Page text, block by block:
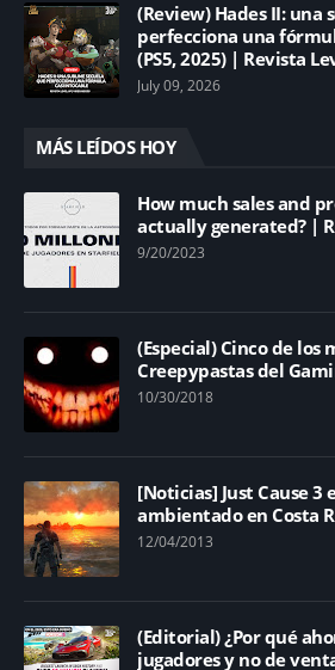
(Review) Hades II: una
perfecciona una
(PS5, 2025) | Revista
July 09, 2026
MÁS LEÍDOS HOY
How much sales and
actually generated? |
9/20/2023
(Especial) Cinco de los
Creepypastas del
10/30/2018
[Noticias] Just Cause 3
ambientado en Costa
12/04/2013
(Editorial) ¿Por qué
jugadores y no de